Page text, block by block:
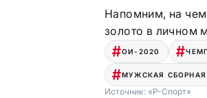
Напомним, на
золото в личном
ОИ-2020
МУЖСКАЯ
Источник: «Р-Спорт»